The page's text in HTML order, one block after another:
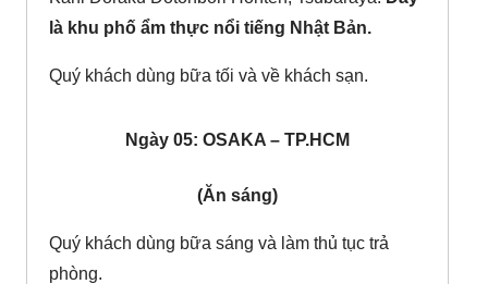
là khu phố ẩm thực nổi tiếng Nhật Bản.
Quý khách dùng bữa tối và về khách sạn.
Ngày 05: OSAKA – TP.HCM
(Ăn sáng)
Quý khách dùng bữa sáng và làm thủ tục trả
phòng.